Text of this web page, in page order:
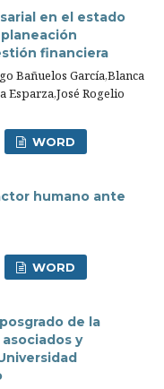
en el estado
financiera
Bañuelos García,Blanca
Esparza,José Rogelio
WORD
humano ante
WORD
de la
y